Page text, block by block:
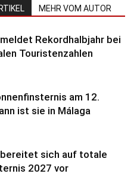
MEHR VOM AUTOR
Rekordhalbjahr bei
Touristenzahlen
am 12.
ist sie in Málaga
sich auf totale
2027 vor